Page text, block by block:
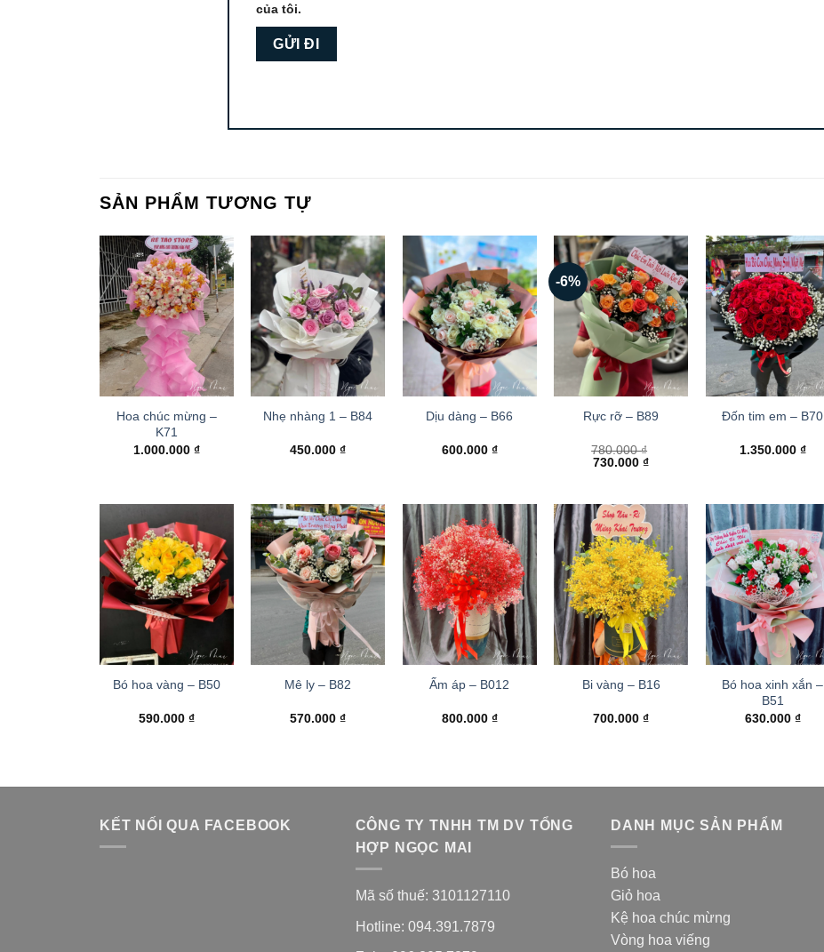
của tôi.
SẢN PHẨM TƯƠNG TỰ
Hoa chúc mừng –
K71
1.000.000 ₫
Nhẹ nhàng 1 – B84
450.000₫
Dịu dàng – B66
600.000 ₫
-6%
Rực rỡ – B89
780.000₫
Giá
730.000₫Giá
730.000 ₫.
Đốn tim em – B70
1.350.000 ₫
Bó hoa vàng – B50
590.000 ₫
Mê ly – B82
570.000₫
Ấm áp – B012
800.000 ₫
Bi vàng – B16
700.000₫
Bó hoa xinh xắn –
B51
630.000 ₫
KẾT NỐI QUA FACEBOOK
CÔNG TY TNHH TM DV TỔNG
HỢP NGỌC MAI
Mã số thuế: 3101127110
Hotline: 094.391.7879
DANH MỤC SẢN PHẨM
Bó hoa
Giỏ hoa
Kệ hoa chúc mừng
Vòng hoa viếng